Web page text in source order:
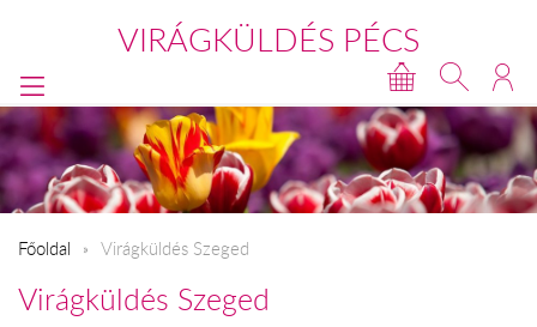
VIRÁGKÜLDÉS PÉCS
Főoldal Virágküldés Szeged
Virágküldés Szeged